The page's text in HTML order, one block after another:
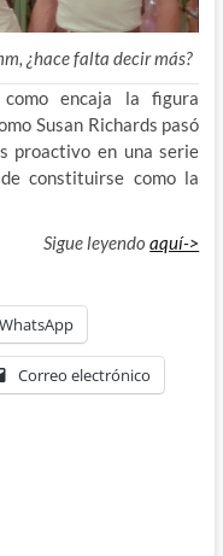
¿hace falta decir más?
como encaja la figura
Susan Richards pasó
proactivo en una serie
constituirse como la
Sigue leyendoaquí->
WhatsApp
Correo electrónico